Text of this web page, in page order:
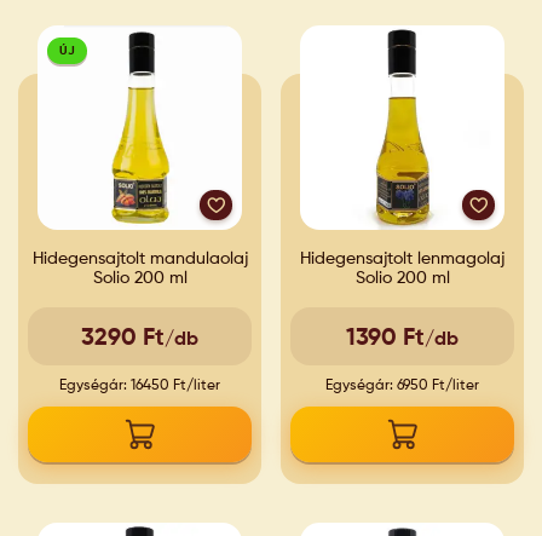
ÚJ
Hidegensajtolt mandulaolaj
Solio 200 ml
3290 Ft/db
Egységár: 16450 Ft/liter
Hidegensajtolt lenmagolaj
Solio 200 ml
1390 Ft/db
Egységár: 6950 Ft/liter